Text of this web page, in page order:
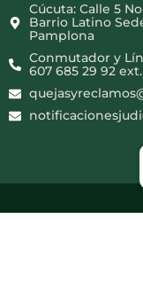
Cúcuta: Calle 5
Barrio Latino
Pamplona
Conmutador y
607 685 29 92